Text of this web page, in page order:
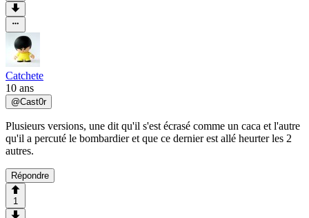
Catchete
10 ans
@Cast0r
Plusieurs versions, une dit qu'il s'est écrasé comme un caca et l'autre
qu'il a percuté le bombardier et que ce dernier est allé heurter les 2
autres.
Répondre
1